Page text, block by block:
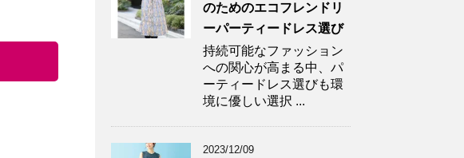
のためのエコフレンドリ
ーパーティードレス選び
持続可能なファッション
への関心が高まる中、パ
ーティードレス選びも環
境に優しい選択 ...
2023/12/09